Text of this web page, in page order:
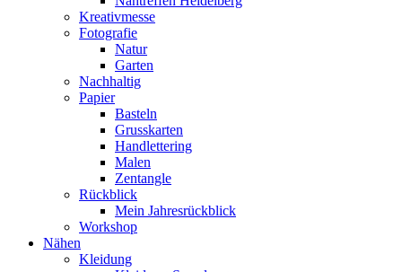
Kreativmesse
Fotografie
Natur
Garten
Nachhaltig
Papier
Basteln
Grusskarten
Handlettering
Malen
Zentangle
Rückblick
Mein Jahresrückblick
Workshop
Nähen
Kleidung